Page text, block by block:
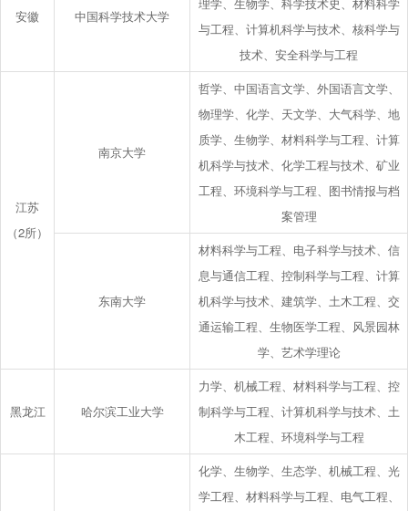
安徽 中国科学技术大学
与工程、计算机科学与技术、核科学与
技术、安全科学与工程
江苏
（2所）
南京大学
哲学、中国语言文学、外国语言文学、
物理学、化学、天文学、大气科学、地
质学、生物学、材料科学与工程、计算
机科学与技术、化学工程与技术、矿业
工程、环境科学与工程、图书情报与档
案管理
东南大学
材料科学与工程、电子科学与技术、信
息与通信工程、控制科学与工程、计算
机科学与技术、建筑学、土木工程、交
通运输工程、生物医学工程、风景园林
学、艺术学理论
黑龙江 哈尔滨工业大学
力学、机械工程、材料科学与工程、控
制科学与工程、计算机科学与技术、土
木工程、环境科学与工程
化学、生物学、生态学、机械工程、光
学工程、材料科学与工程、电气工程、